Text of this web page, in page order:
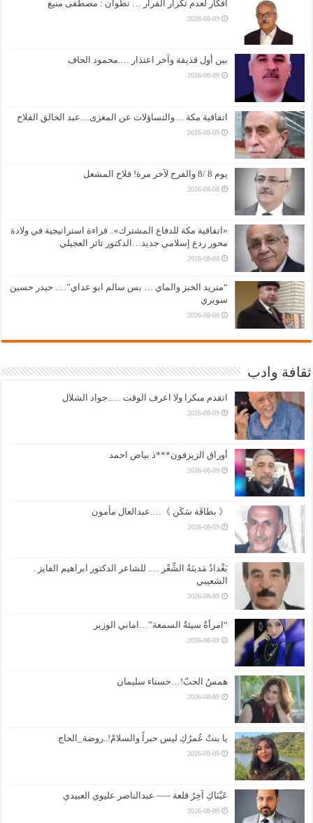
أفكار لعدم تكرار الفرار … تطوان : مصطفى منيغ
2026-08-09
بين أول قذيفة وآخر اعتذار ….محمود الجاف
2026-08-09
اتفاقية مكة …والتساؤلات عن المغزى…عبد الخالق الفلاح
2026-08-09
يوم 8 /8 والفرح لآخر مرة! فلاح المشعل
2026-08-08
«اتفاقية مكة للدفاع المشترك».. قراءة استراتيجية في ولادة
محور ردع إسلامي جديد…الدكتور ثائر العجيلي
2026-08-08
“منريد الخبز والماي … بس سالم ابو عداي”…. حيدر حسين
سويري
2026-08-08
ثقافة وادب
اتقدم مبكرا ولا اعرف الوقت …..جواد الشلال
2026-08-09
أوراق الزيزفون***ذ بياض احمد
2026-08-09
《 بطاقَة سَكَن 》….عبدالعال مأمون
2026-08-09
بَغْدادُ مَدينَةُ الشِّعْر …. للشاعر الدكتور ابراهيم الفايز .
الشعيبي
2026-08-09
“امرأةٌ سيئةُ السمعة”…اماني الوزير
2026-08-09
همسُ الحبّ!…حسناء سليمان
2026-08-09
يا بنتُ عُمرُكِ ليس حبراً والسلامْ!..روضة_الحاج
2026-08-09
عَيْنَاكِ آخِرُ قلعة —– عبدالناصر عليوي العبيدي
2026-08-09